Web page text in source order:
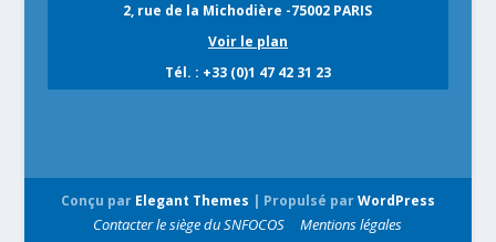
2, rue de la Michodière -75002 PARIS
Voir le plan
Tél. : +33 (0)1 47 42 31 23
Conçu par Elegant Themes | Propulsé parWordPress
Contacter le siège du SNFOCOS Mentions légales